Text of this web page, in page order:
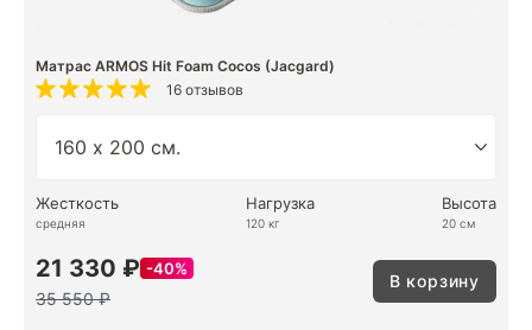
Матрас ARMOS Hit Foam Cocos (Jacgard)
16 отзывов
Жесткость
средняя
Нагрузка
120 кг
Высота
20 см
21 330 ₽ 40%
35 550 ₽
В корзину